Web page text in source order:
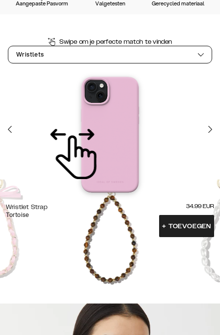
Aangepaste Pasvorm Valgetesten Gerecycled materiaal
Swipe om je perfecte match te vinden
Wristlets
Wristlet Strap
Tortoise
34.99 EUR
+ TOEVOEGEN